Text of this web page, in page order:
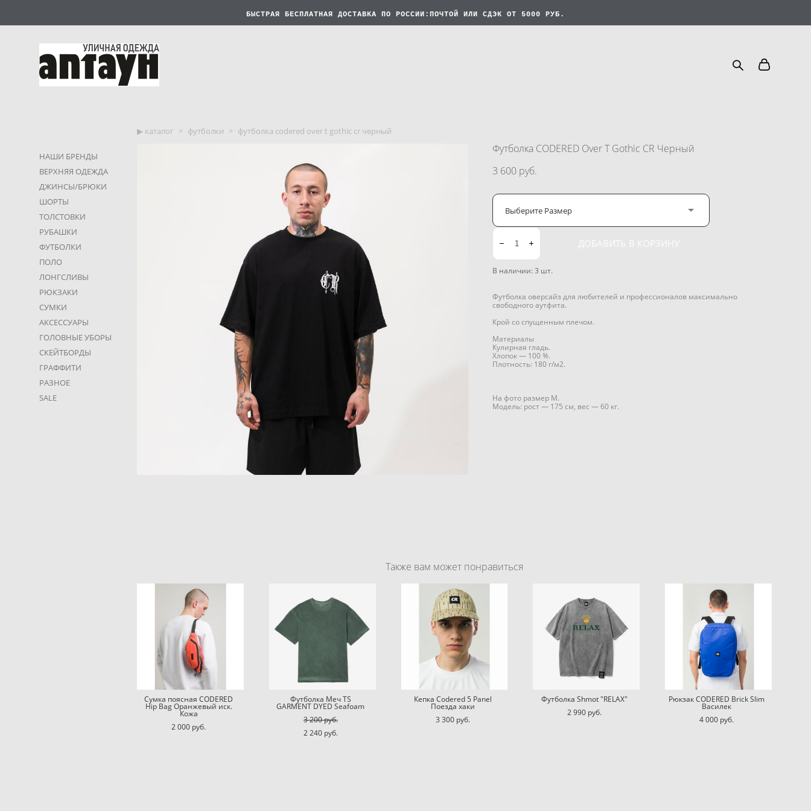
БЫСТРАЯ БЕСПЛАТНАЯ ДОСТАВКА ПО РОССИИ:ПОЧТОЙ ИЛИ СДЭК ОТ 5000 РУБ.
НАШИ БРЕНДЫ
ВЕРХНЯЯ ОДЕЖДА
ДЖИНСЫ/БРЮКИ
ШОРТЫ
ТОЛСТОВКИ
РУБАШКИ
ФУТБОЛКИ
ПОЛО
ЛОНГСЛИВЫ
РЮКЗАКИ
СУМКИ
АКСЕССУАРЫ
ГОЛОВНЫЕ УБОРЫ
СКЕЙТБОРДЫ
ГРАФФИТИ
РАЗНОЕ
SALE
▶︎ каталог > футболки > футболка codered over t gothic cr черный
Футболка CODERED Over T Gothic CR Черный
3 600 pуб.
Выберите Размер
В наличии:3 шт.
ДОБАВИТЬ В КОРЗИНУ
Футболка оверсайз для любителей и профессионалов максимально
свободного аутфита.
Крой со спущенным плечом.
Материалы
Кулирная гладь.
Хлопок — 100 %.
Плотность: 180 г/м2.
На фото размер М.
Модель: рост — 175 см, вес — 60 кг.
Также вам может понравиться
Сумка поясная CODERED
Hip Bag Оранжевый иск.
Кожа
2 000 pуб.
Футболка Меч TS
GARMENT DYED Seafoam
3 200 pуб.
2 240 pуб.
Кепка Codered 5 Panel
Поезда хаки
3 300 pуб.
Футболка Shmot "RELAX"
2 990 pуб.
Рюкзак CODERED Brick Slim
Василек
4 000 pуб.